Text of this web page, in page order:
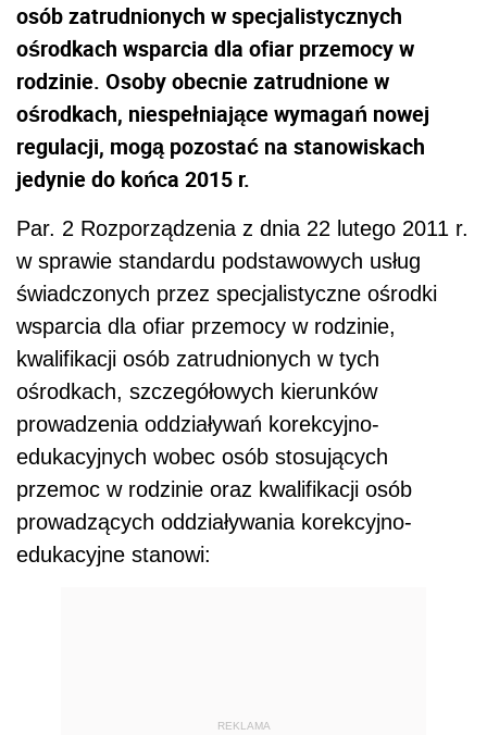
osób zatrudnionych w specjalistycznych
ośrodkach wsparcia dla ofiar przemocy w
rodzinie. Osoby obecnie zatrudnione w
ośrodkach, niespełniające wymagań nowej
regulacji, mogą pozostać na stanowiskach
jedynie do końca 2015 r.
Par. 2 Rozporządzenia z dnia 22 lutego 2011 r.
w sprawie standardu podstawowych usług
świadczonych przez specjalistyczne ośrodki
wsparcia dla ofiar przemocy w rodzinie,
kwalifikacji osób zatrudnionych w tych
ośrodkach, szczegółowych kierunków
prowadzenia oddziaływań korekcyjno-
edukacyjnych wobec osób stosujących
przemoc w rodzinie oraz kwalifikacji osób
prowadzących oddziaływania korekcyjno-
edukacyjne stanowi:
REKLAMA